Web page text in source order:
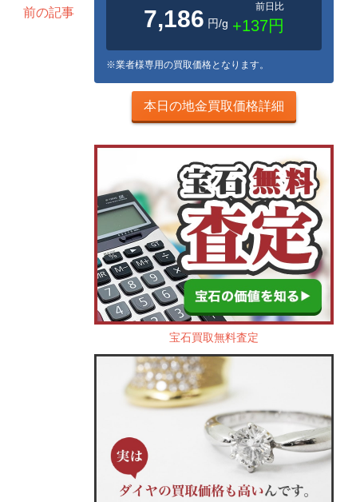
前の記事 7,186 円/g
前日比
+137円
※業者様専用の買取価格となります。
本日の地金買取価格詳細
宝石買取無料査定